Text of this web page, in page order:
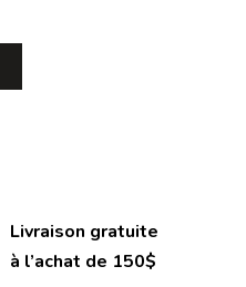
Livraison gratuite
à l’achat de 150$